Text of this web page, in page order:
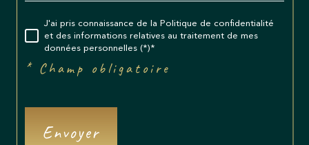
J'ai pris connaissance de la Politique de confidentialité
et des informations relatives au traitement de mes
données personnelles (*)*
* Champ obligatoire
Envoyer